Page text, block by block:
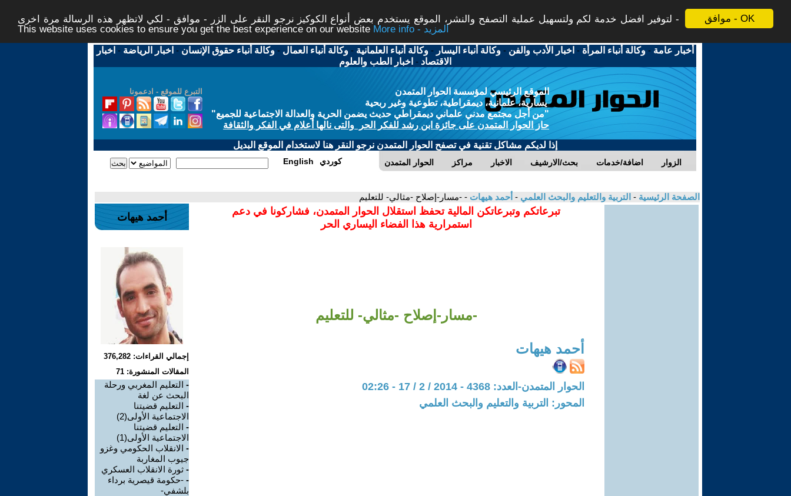
موافق - OK
لتوفير افضل خدمة لكم ولتسهيل عملية التصفح والنشر، الموقع يستخدم بعض أنواع الكوكيز نرجو النقر على الزر - موافق - لكي لاتظهر هذه الرسالة مرة اخرى -
This website uses cookies to ensure you get the best experience on our website
More info - المزيد
أخبار عامة -وكالة أنباء المرأة - اخبار الأدب والفن -وكالة أنباء اليسار -وكالة أنباء العلمانية -وكالة أنباء العمال -وكالة أنباء حقوق الإنسان - اخبار الرياضة - اخبار
الاقتصاد - اخبار الطب والعلوم
التبرع للموقع - ادعمونا
الموقع الرئيسي لمؤسسة الحوار المتمدن
يسارية، علمانية، ديمقراطية، تطوعية وغير ربحية
"من أجل مجتمع مدني علماني ديمقراطي حديث يضمن الحرية والعدالة الاجتماعية للجميع"
حاز الحوار المتمدن على جائزة ابن رشد للفكر الحر والتى نالها أعلام في الفكر والثقافة
إذا لديكم مشاكل تقنية في تصفح الحوار المتمدن نرجو النقر هنا لاستخدام الموقع البديل
الحوار المتمدن مراكز الاخبار بحث/الارشيف اضافة/خدمات الزوار English كوردي
الصفحة الرئيسية - التربية والتعليم والبحث العلمي - أحمد هيهات - -مسار-إصلاح -مثالي- للتعليم
تبرعاتكم وتبرعاتكن المالية تحفظ استقلال الحوار المتمدن، فشاركونا في دعم
استمرارية هذا الفضاء اليساري الحر
-مسار-إصلاح -مثالي- للتعليم
أحمد هيهات
الحوار المتمدن-العدد: 4368 - 2014 / 2 / 17 - 02:26
المحور: التربية والتعليم والبحث العلمي
أحمد هيهات
إجمالي القراءات: 376,282
المقالات المنشورة: 71
- التعليم المغربي ورحلة
البحث عن لغة
- التعليم قضيتنا
الاجتماعية الأولى(2)
- التعليم قضيتنا
الاجتماعية الأولى(1)
- الانقلاب الحكومي وغزو
جيوب المغاربة
- ثورة الانقلاب العسكري
- -حكومة قيصرية برداء
بلشفي-